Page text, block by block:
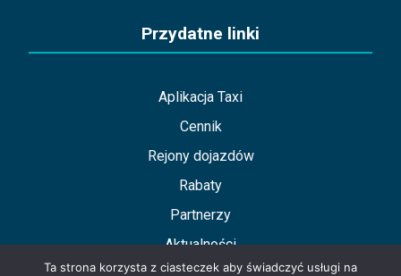
Przydatne linki
Aplikacja Taxi
Cennik
Rejony dojazdów
Rabaty
Partnerzy
Aktualności
Ta strona korzysta z ciasteczek aby świadczyć usługi na